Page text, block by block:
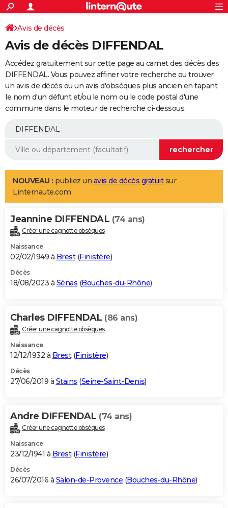
ACTUALITÉS
Politique
Société
Faits Divers
Education
Monde
Villes
+
SPORT
Coupe du monde 2026
Football
Tennis
Cyclisme
Rugby
Forum
Programme TV
TNT
Streaming
Cinéma
Sorties cinéma
Musique
+
FINANCE
Impôts
Immobilier
Risques naturels par ville
Banque
Assurance
Crédit
AUTO
Essais
Réserver un essai
Citadines
Berlines
SUV
Forum auto
+
Mobiles
Meilleur smartphone
Internet
Ordinateurs
Jeux vidéo
Guide high-tech
Aménagement intérieur
LIFESTYLE
Art de vivre
Bien-être
Loisirs
Mode
Modes de vie
Alimentation
Guide de la santé
Maladies
Médicaments
Sommeil
VOYAGE
Destinations
City break
Voyage nature
Voyage de noces
Forum
Climat
+PHOTO
GUIDES D'ACHAT
BONS PLANS
Carte de Noël
Carte Bonne année
Carte Saint-Valentin
Carte Pâques
Carte d'anniversaire
DICTIONNAIRE
Dictionnaire
Biographies
Citations
Expressions
Proverbes
PROGRAMME TV
S'inscrire
Se connecter
Lycées
Collèges
Primaires
Universités
Entreprises
Service militaire
Avis de recherche
AVIS DE DÉCÈS
Bricolage
Lifestyle
Culture
Sport
Auto
Television
Voyage
Cinema
Avis de décès
Avis de décès DIFFENDAL
Accédez gratuitement sur cette page au carnet des décès des
DIFFENDAL. Vous pouvez affiner votre recherche ou trouver
un avis de décès ou un avis d'obsèques plus ancien en tapant
le nom d'un défunt et/ou le nom ou le code postal d'une
commune dans le moteur de recherche ci-dessous.
NOUVEAU : publiez un avis de décès gratuitsur
Linternaute.com
Jeannine DIFFENDAL (74 ans)
Créer une cagnotte obsèques
Naissance
02/02/1949 à Brest(Finistère)
Décès
18/08/2023 à Sénas (Bouches-du-Rhône)
Charles DIFFENDAL (86 ans)
Créer une cagnotte obsèques
Naissance
12/12/1932 à Brest(Finistère)
Décès
27/06/2019 à Stains (Seine-Saint-Denis)
Andre DIFFENDAL (74 ans)
Créer une cagnotte obsèques
Naissance
23/12/1941 à Brest(Finistère)
Décès
26/07/2016 à Salon-de-Provence (Bouches-du-Rhône)